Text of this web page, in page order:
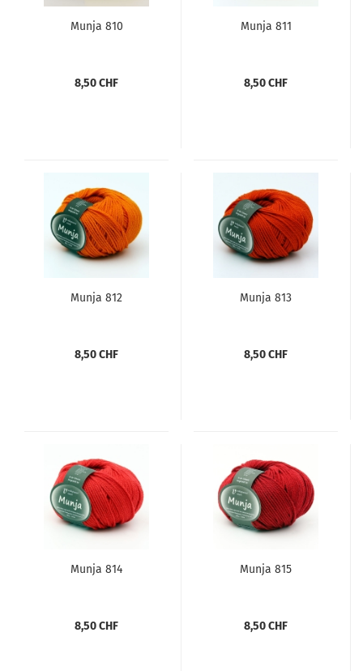
Munja 810
8,50 CHF
Munja 811
8,50 CHF
Munja 812
8,50 CHF
Munja 813
8,50 CHF
Munja 814
8,50 CHF
Munja 815
8,50 CHF